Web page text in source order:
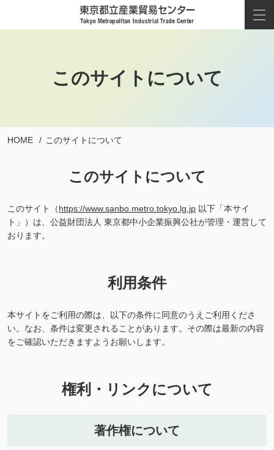
このサイトについて
HOME このサイトについて
このサイトについて
このサイト（https://www.sanbo.metro.tokyo.lg.jp 以下「本サイ
ト」）は、公益財団法人 東京都中小企業振興公社が管理・運営して
おります。
利用条件
本サイトをご利用の際は、以下の条件に同意のうえご利用くださ
い。なお、条件は変更されることがあります。その際は最新の内容
をご確認いただきますようお願いします。
権利・リンクについて
著作権について